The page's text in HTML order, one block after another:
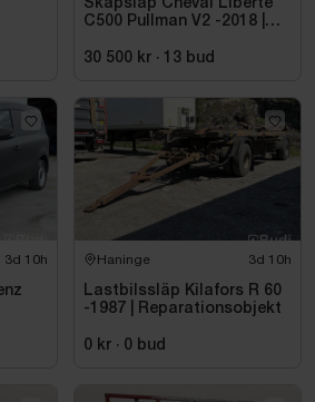
Skåpsläp Cheval Liberté
C500 Pullman V2 -2018 |
30 500 kr · 13 bud
3d 10h Haninge 3d 10h
Lastbilssläp Kilafors R 60
-1987 | Reparationsobjekt
0 kr · 0 bud